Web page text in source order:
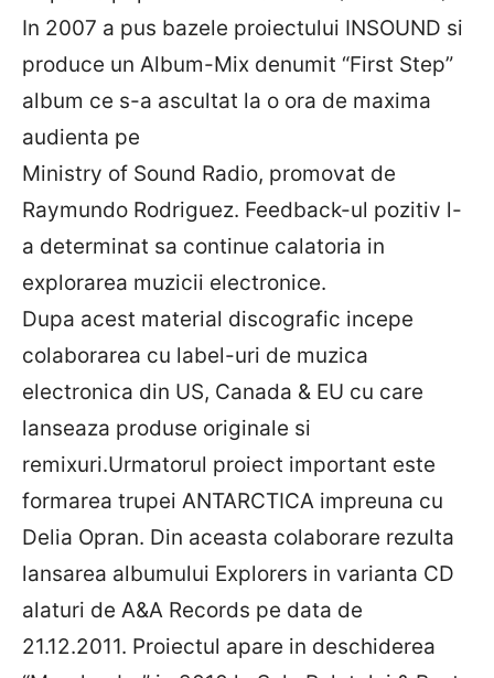
In 2007 a pus bazele proiectului INSOUND si
produce un Album-Mix denumit “First Step”
album ce s-a ascultat la o ora de maxima
audienta pe
Ministry of Sound Radio, promovat de
Raymundo Rodriguez. Feedback-ul pozitiv l-
a determinat sa continue calatoria in
explorarea muzicii electronice.
Dupa acest material discografic incepe
colaborarea cu label-uri de muzica
electronica din US, Canada & EU cu care
lanseaza produse originale si
remixuri.Urmatorul proiect important este
formarea trupei ANTARCTICA impreuna cu
Delia Opran. Din aceasta colaborare rezulta
lansarea albumului Explorers in varianta CD
alaturi de A&A Records pe data de
21.12.2011. Proiectul apare in deschiderea